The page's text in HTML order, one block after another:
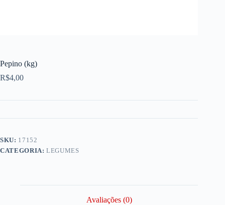
Pepino (kg)
R$4,00
SKU: 17152
CATEGORIA:LEGUMES
Avaliações (0)